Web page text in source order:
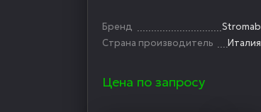
Бренд
Stromab
Страна производитель
Италия
Цена по запросу